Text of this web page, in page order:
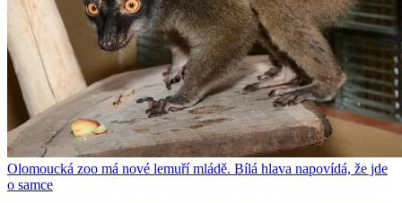
Olomoucká zoo má nové lemuří mládě. Bílá hlava napovídá, že jde
o samce